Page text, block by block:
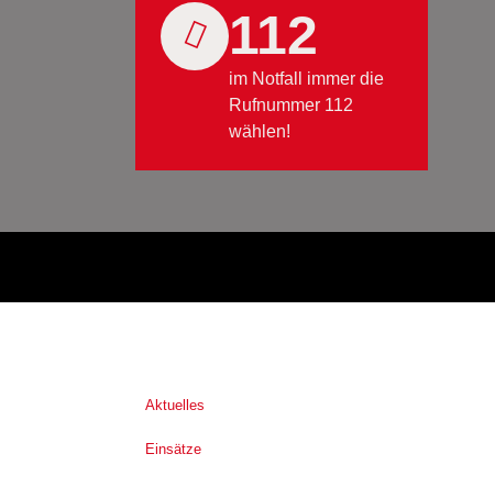
112
im Notfall immer die
Rufnummer 112
wählen!
Aktuelles
Einsätze